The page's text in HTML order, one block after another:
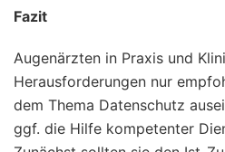
Fazit
Augenärzten in Praxis und
Herausforderungen nur
dem Thema Datenschutz
ggf. die Hilfe kompetenter